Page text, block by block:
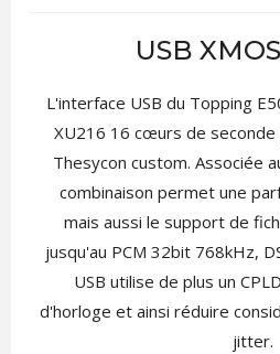
USB
L'interface USB du Topping
XU216 16 cœurs de
Thesycon custom. Associée
combinaison permet une
mais aussi le support de
jusqu'au PCM 32bit 768kHz,
USB utilise de plus un
d'horloge et ainsi réduire
jitter.